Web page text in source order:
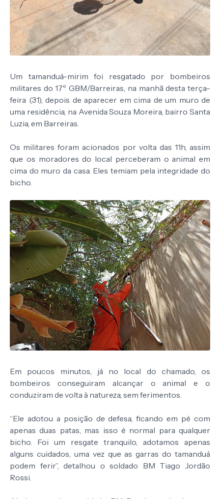
Um tamanduá-mirim foi resgatado por bombeiros
militares do 17º GBM/Barreiras, na manhã desta terça-
feira (31), depois de aparecer em cima de um muro de
uma residência, na Avenida Souza Moreira, bairro Santa
Luzia, em Barreiras.
Os militares foram acionados por volta das 11h, assim
que os moradores do local perceberam o animal em
cima do muro da casa. Eles temiam pela integridade do
bicho.
Em poucos minutos, já no local do chamado, os
bombeiros conseguiram alcançar o animal e o
conduziram de volta à natureza, sem ferimentos.
“Ele adotou a posição de defesa, ficando em pé com
apenas duas patas, mas isso é normal para qualquer
bicho. Foi um resgate tranquilo, adotamos apenas
alguns cuidados, uma vez que as garras do tamanduá
podem ferir”, detalhou o soldado BM Tiago Jordão
Rossi.